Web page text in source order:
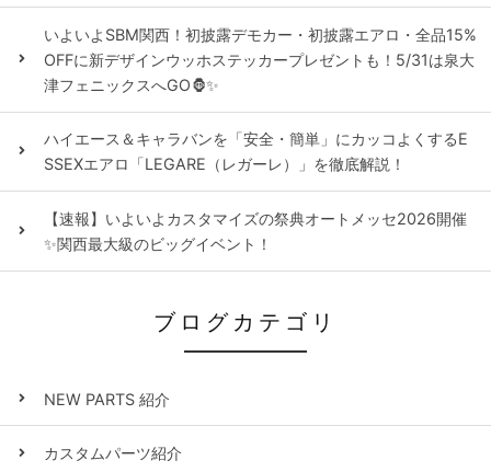
いよいよSBM関西！初披露デモカー・初披露エアロ・全品15%
OFFに新デザインウッホステッカープレゼントも！5/31は泉大
津フェニックスへGO🦍✨
ハイエース＆キャラバンを「安全・簡単」にカッコよくするE
SSEXエアロ「LEGARE（レガーレ）」を徹底解説！
【速報】いよいよカスタマイズの祭典オートメッセ2026開催
✨関西最大級のビッグイベント！
ブログカテゴリ
NEW PARTS 紹介
カスタムパーツ紹介